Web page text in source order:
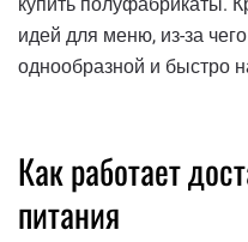
идей для меню, из-за
однообразной и быстро
Как работает
питания